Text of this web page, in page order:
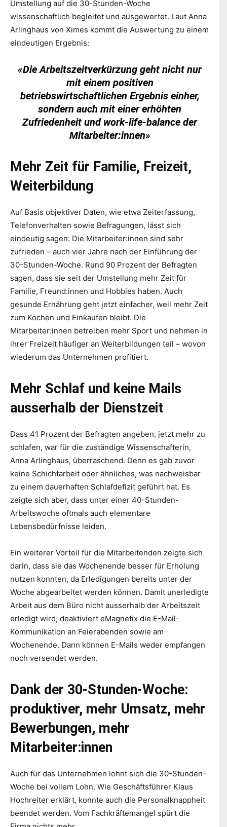
Umstellung auf die 30-Stunden-Woche
wissenschaftlich begleitet und ausgewertet. Laut Anna
Arlinghaus von Ximes kommt die Auswertung zu einem
eindeutigen Ergebnis:
«Die Arbeitszeitverkürzung geht nicht nur
mit einem positiven
betriebswirtschaftlichen Ergebnis einher,
sondern auch mit einer erhöhten
Zufriedenheit und work-life-balance der
Mitarbeiter:innen»
Mehr Zeit für Familie, Freizeit,
Weiterbildung
Auf Basis objektiver Daten, wie etwa Zeiterfassung,
Telefonverhalten sowie Befragungen, lässt sich
eindeutig sagen: Die Mitarbeiter:innen sind sehr
zufrieden – auch vier Jahre nach der Einführung der
30-Stunden-Woche. Rund 90 Prozent der Befragten
sagen, dass sie seit der Umstellung mehr Zeit für
Familie, Freund:innen und Hobbies haben. Auch
gesunde Ernährung geht jetzt einfacher, weil mehr Zeit
zum Kochen und Einkaufen bleibt. Die
Mitarbeiter:innen betreiben mehr Sport und nehmen in
ihrer Freizeit häufiger an Weiterbildungen teil – wovon
wiederum das Unternehmen profitiert.
Mehr Schlaf und keine Mails
ausserhalb der Dienstzeit
Dass 41 Prozent der Befragten angeben, jetzt mehr zu
schlafen, war für die zuständige Wissenschafterin,
Anna Arlinghaus, überraschend. Denn es gab zuvor
keine Schichtarbeit oder ähnliches, was nachweisbar
zu einem dauerhaften Schlafdefizit geführt hat. Es
zeigte sich aber, dass unter einer 40-Stunden-
Arbeitswoche oftmals auch elementare
Lebensbedürfnisse leiden.
Ein weiterer Vorteil für die Mitarbeitenden zeigte sich
darin, dass sie das Wochenende besser für Erholung
nutzen konnten, da Erledigungen bereits unter der
Woche abgearbeitet werden können. Damit unerledigte
Arbeit aus dem Büro nicht ausserhalb der Arbeitszeit
erledigt wird, deaktiviert eMagnetix die E-Mail-
Kommunikation an Feierabenden sowie am
Wochenende. Dann können E-Mails weder empfangen
noch versendet werden.
Dank der 30-Stunden-Woche:
produktiver, mehr Umsatz, mehr
Bewerbungen, mehr
Mitarbeiter:innen
Auch für das Unternehmen lohnt sich die 30-Stunden-
Woche bei vollem Lohn. Wie Geschäftsführer Klaus
Hochreiter erklärt, konnte auch die Personalknappheit
beendet werden. Vom Fachkräftemangel spürt die